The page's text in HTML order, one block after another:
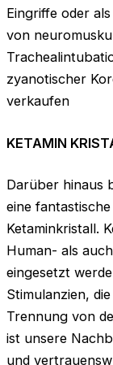
Eingriffe oder
von
zyanotischer
verkaufen
KETAMIN
Darüber hinaus
eine
Ketaminkristall.
Human- als
eingesetzt
Stimulanzien,
Trennung von
ist unsere
und